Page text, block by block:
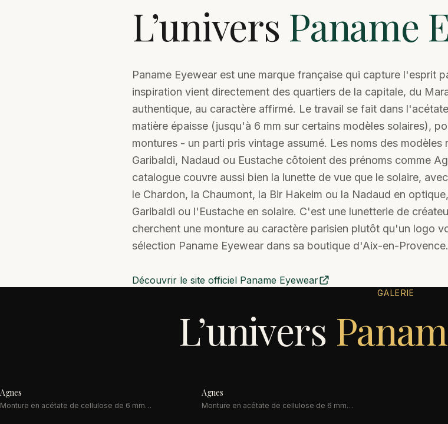
L’univers Paname
Paname Eyewear est une marque française qui capture l'esprit
inspiration vient directement des quartiers de la capitale, du
authentique, au caractère affirmé. Le travail se fait dans
matière épaisse (jusqu'à 6 mm sur certains modèles solaires),
montures - un parti pris vintage assumé. Les noms des
Garibaldi, Nadaud ou Eustache côtoient des prénoms comme
catalogue couvre aussi bien la lunette de vue que le solaire,
le Chardon, la Chaumont, la Bir Hakeim ou la Nadaud en
Garibaldi ou l'Eustache en solaire. C'est une lunetterie de
cherchent une monture au caractère parisien plutôt qu'un logo
sélection Paname Eyewear dans sa boutique d'Aix-en-Provence.
Découvrir le site officiel Paname Eyewear
GALERIE
L’univers
SOLAIRE
Agnes
Monture en acétate de cellulose de 6 mm
SOLAIRE
Agnes
Monture en acétate de cellulose de 6 mm